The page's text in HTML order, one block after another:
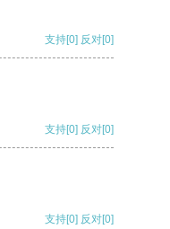
支持[0] 反对[0]
支持[0] 反对[0]
支持[0] 反对[0]